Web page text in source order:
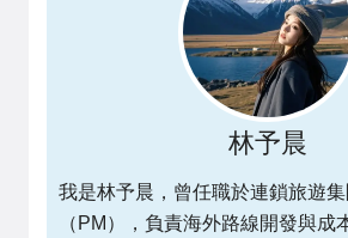
林予晨
我是林予晨，曾任職於連鎖旅遊
（PM），負責海外路線開發與成